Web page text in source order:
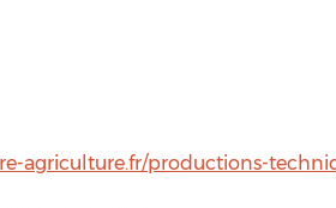
agriculture.fr/productions-